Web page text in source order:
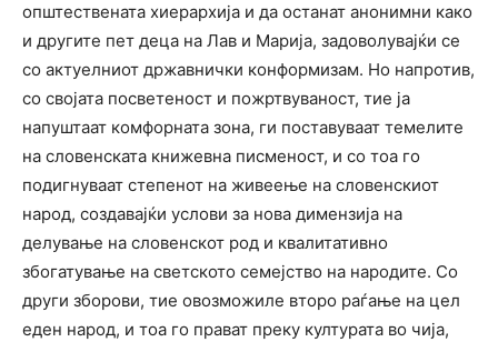
општествената хиерархија и да останат анонимни како
и другите пет деца на Лав и Марија, задоволувајќи се
со актуелниот државнички конформизам. Но напротив,
со својата посветеност и пожртвуваност, тие ја
напуштаат комфорната зона, ги поставуваат темелите
на словенската книжевна писменост, и со тоа го
подигнуваат степенот на живеење на словенскиот
народ, создавајќи услови за нова димензија на
делување на словенскот род и квалитативно
збогатување на светското семејство на народите. Со
други зборови, тие овозможиле второ раѓање на цел
еден народ, и тоа го прават преку културата во чија,